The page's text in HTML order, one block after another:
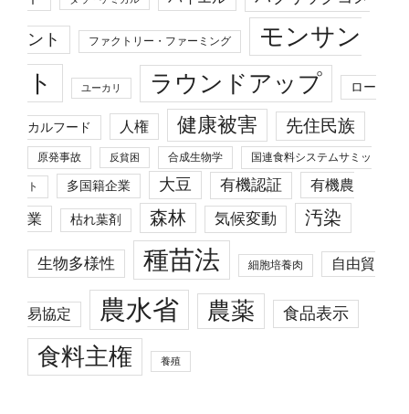
ント ファクトリー・ファーミング
モンサン
ト
ユーカリ ラウンドアップ ロー
カルフード 人権 健康被害 先住民族
原発事故 反貧困 合成生物学 国連食料システムサミッ
ト 多国籍企業 大豆 有機認証 有機農
業 枯れ葉剤 森林 気候変動 汚染
生物多様性 種苗法 細胞培養肉 自由貿
易協定 農水省 農薬 食品表示
食料主権 養殖